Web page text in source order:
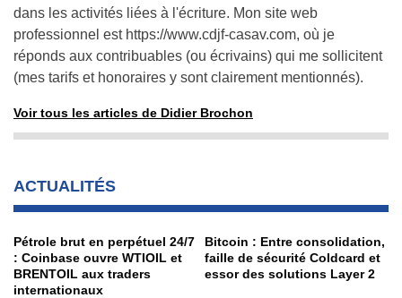
dans les activités liées à l'écriture. Mon site web
professionnel est https://www.cdjf-casav.com, où je
réponds aux contribuables (ou écrivains) qui me sollicitent
(mes tarifs et honoraires y sont clairement mentionnés).
Voir tous les articles de Didier Brochon
ACTUALITÉS
Pétrole brut en perpétuel 24/7
: Coinbase ouvre WTIOIL et
BRENTOIL aux traders
internationaux
Bitcoin : Entre consolidation,
faille de sécurité Coldcard et
essor des solutions Layer 2